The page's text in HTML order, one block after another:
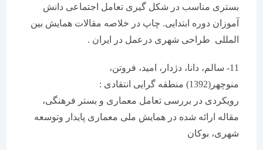
بستری مناسب در شکل گیری تعامل اجتماعی دانش
آموزان دوره ابتدایی. چاپ در خلاصه مقالات همایش بین
المللی طراحی شهری درعمل در ایران .
11- سالم، دانا، دژدار، امید، فروتن،
منوچهر(1392) منطقه گرایی انتقادی :
رویکردی در بررسی تعامل معماری و بستر فرهنگی،
مقاله ارائه شده در همایش ملی معماری پایدار وتوسعه
شهری، بوکان